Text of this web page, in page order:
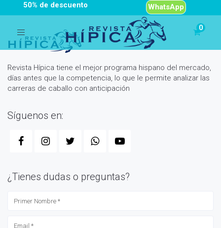
50% de descuento WhatsApp
Toggle
navigation
Revista Hípica tiene el mejor programa hispano del mercado,
días antes que la competencia, lo que le permite analizar las
carreras de caballo con anticipación
Síguenos en:
¿Tienes dudas o preguntas?